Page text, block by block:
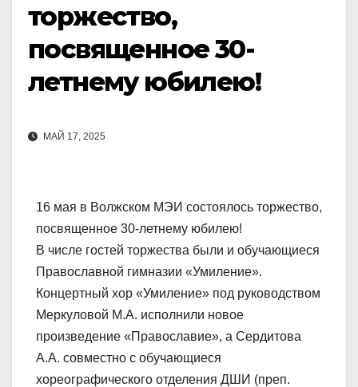
торжество,
посвященное 30-
летнему юбилею!
МАЙ 17, 2025
16 мая в Волжском МЭИ состоялось торжество,
посвященное 30-летнему юбилею!
В числе гостей торжества были и обучающиеся
Православной гимназии «Умиление».
Концертный хор «Умиление» под руководством
Меркуловой М.А. исполнили новое
произведение «Православие», а Сердитова
А.А. совместно с обучающиеся
хореографического отделения ДШИ (преп.